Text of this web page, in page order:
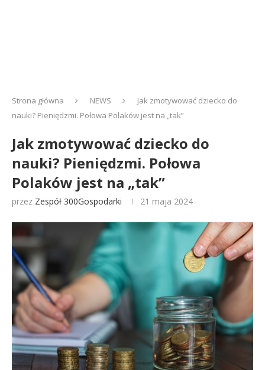
Strona główna NEWS
Jak zmotywować dziecko do
nauki? Pieniędzmi. Połowa Polaków jest na „tak”
Jak zmotywować dziecko do
nauki? Pieniędzmi. Połowa
Polaków jest na „tak”
przez Zespół 300Gospodarki 21 maja 2024